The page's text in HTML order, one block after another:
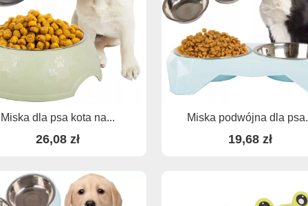
Miska dla psa kota na...
26,08 zł
Miska podwójna dla
19,68 zł